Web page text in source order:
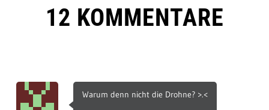
12 KOMMENTARE
Warum denn nicht die Drohne? >.<